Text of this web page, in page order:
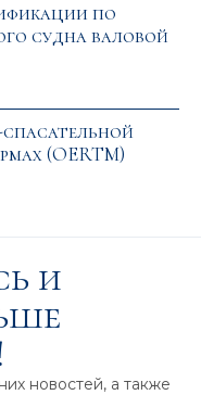
по
судна валовой
(OERTM)
и
новостей, а также